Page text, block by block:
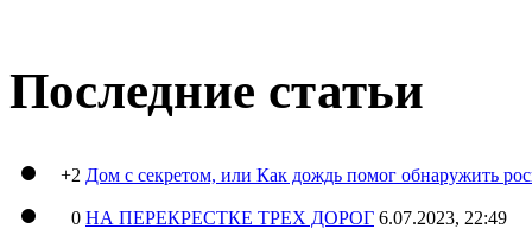
Последние статьи
+2 Дом с секретом, или Как дождь помог обнаружить
0 НА ПЕРЕКРЕСТКЕ ТРЕХ ДОРОГ 6.07.2023, 22:49